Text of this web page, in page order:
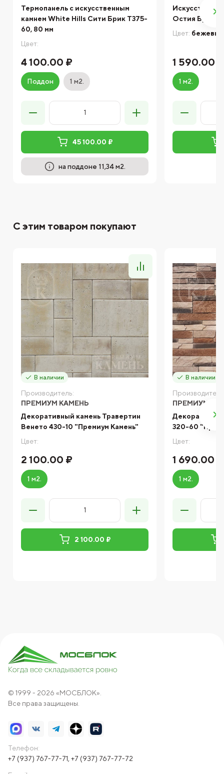
Термопанель с искусственным
камнем White Hills Сити Брик T375-
60, 80 мм
Цвет:
4 100.00 ₽
Поддон 1 м2.
45 100.00 ₽
на поддоне 11,34 м2.
Остия Брик
Цвет:
1 590.00 ₽
1 м2.
С этим товаром покупают
В наличии
Производитель:
ПРЕМИУМ КАМЕНЬ
Декоративный камень Травертин
Венето 430-10 "Премиум Камень"
Цвет:
2 100.00 ₽
1 м2.
2 100.00 ₽
В наличии
ПРЕМИУМ
320-60
Цвет:
1 690.00 ₽
1 м2.
© 1999 - 2026 «МОСБЛОК».
Все права защищены.
Телефон:
+7 (937) 767-77-71 +7 (937) 767-77-72